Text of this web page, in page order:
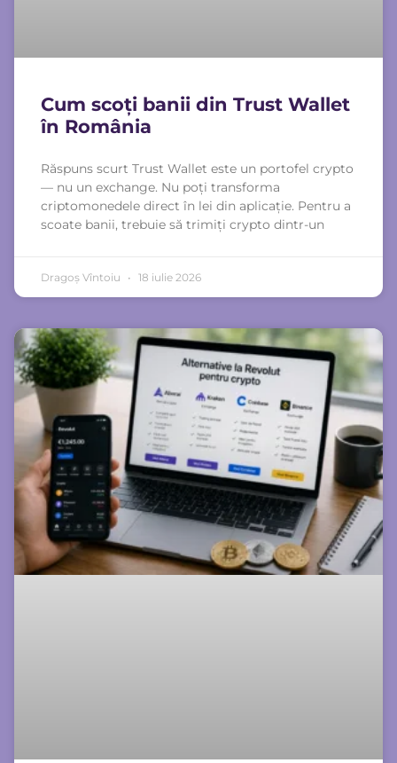
Cum scoți banii din Trust Wallet
în România
Răspuns scurt Trust Wallet este un portofel crypto
— nu un exchange. Nu poți transforma
criptomonedele direct în lei din aplicație. Pentru a
scoate banii, trebuie să trimiți crypto dintr-un
Dragoș Vîntoiu 18 iulie 2026